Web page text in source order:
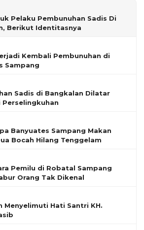
Pelaku Pembunuhan Sadis Di
Berikut Identitasnya
Kembali Pembunuhan di
Sampang
Sadis di Bangkalan Dilatar
Perselingkuhan
Banyuates Sampang Makan
Bocah Hilang Tenggelam
Pemilu di Robatal Sampang
Orang Tak Dikenal
Menyelimuti Hati Santri KH.